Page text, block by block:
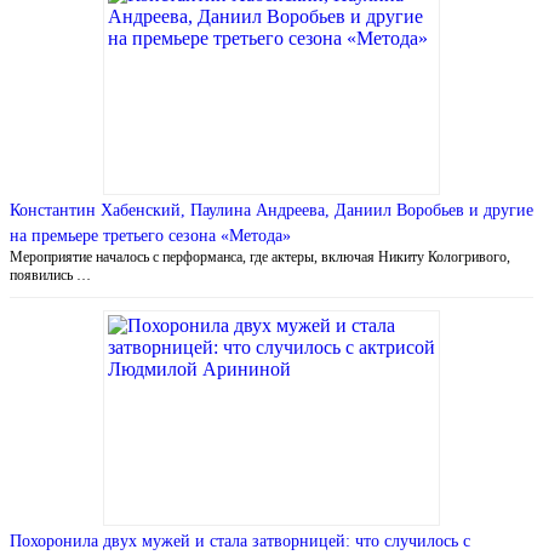
Константин Хабенский, Паулина Андреева, Даниил Воробьев и другие
на премьере третьего сезона «Метода»
Мероприятие началось с перформанса, где актеры, включая Никиту Кологривого,
появились …
Похоронила двух мужей и стала затворницей: что случилось с